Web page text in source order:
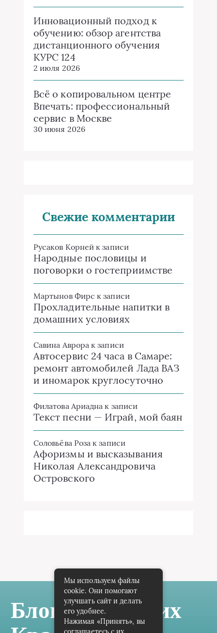
Инновационный подход к
обучению: обзор агентства
дистанционного обучения
КУРС 124
2 июля 2026
Всё о копировальном центре
Впечать: профессиональный
сервис в Москве
30 июня 2026
Свежие комментарии
Русаков Корней к записи
Народные пословицы и
поговорки о гостеприимстве
Мартынов Фирс к записи
Прохладительные напитки в
домашних условиях
Савина Аврора к записи
Автосервис 24 часа в Самаре:
ремонт автомобилей Лада ВАЗ
и иномарок круглосуточно
Филатова Ариадна к записи
Текст песни — Играй, мой баян
Соловьёва Роза к записи
Афоризмы и высказывания
Николая Александровича
Островского
Блог Самарских
Мы используем файлы
cookie. Они помогают
улучшать сайт и делать
его удобнее.
Нажимая «Принять», вы